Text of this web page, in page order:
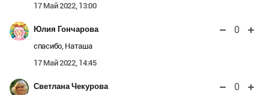
17 Май 2022, 13:00
Юлия Гончарова 0
спасибо, Наташа
17 Май 2022, 14:45
Светлана Чекурова 0